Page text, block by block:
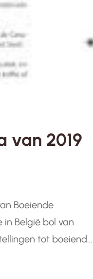
van 2019
Boeiende
in België bol van
tot boeiende